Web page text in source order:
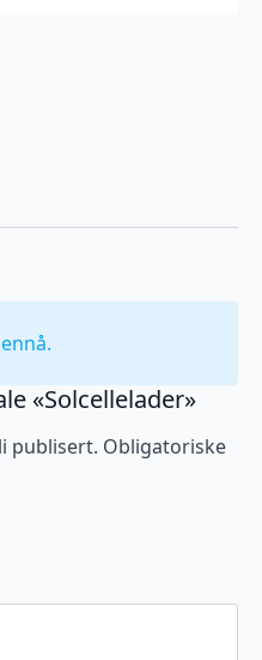
«Solcellelader»
publisert. Obligatoriske